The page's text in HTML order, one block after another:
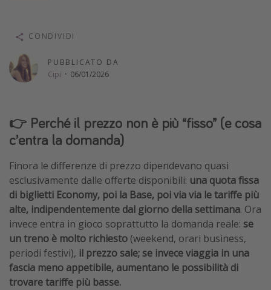
Viaggi per single
Altri argomenti
Festività del 2026
Città più visitate
PUBBLICATO DA
Cipi · 06/01/2026
CONDIVIDI
👉 Perché il prezzo non è più “fisso” (e cosa
c’entra la domanda)
Finora le differenze di prezzo dipendevano quasi
esclusivamente dalle offerte disponibili: una quota fissa
di biglietti Economy, poi la Base, poi via via le tariffe più
alte, indipendentemente dal giorno della settimana. Ora
invece entra in gioco soprattutto la domanda reale: se
un treno è molto richiesto (weekend, orari business,
periodi festivi), il prezzo sale; se invece viaggia in una
fascia meno appetibile, aumentano le possibilità di
trovare tariffe più basse.